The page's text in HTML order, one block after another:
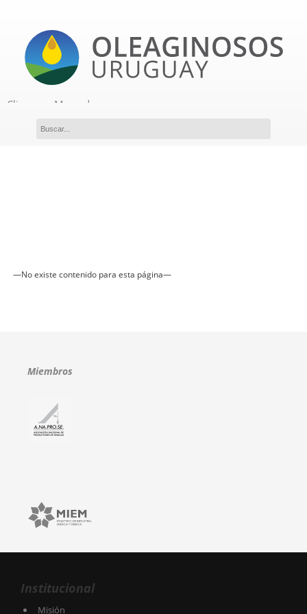
Clima Mercados
—No existe contenido para esta página—
Miembros
Institucional
Misión